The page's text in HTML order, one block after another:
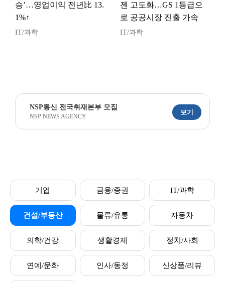
승’…영업이익 전년比 13.
1%↑
IT/과학
젠 고도화…GS 1등급으
로 공공시장 진출 가속
IT/과학
NSP통신 전국취재본부 모집
NSP NEWS AGENCY
보기
기업 금융/증권 IT/과학
건설/부동산 물류/유통 자동차
의학/건강 생활경제 정치/사회
연예/문화 인사/동정 신상품/리뷰